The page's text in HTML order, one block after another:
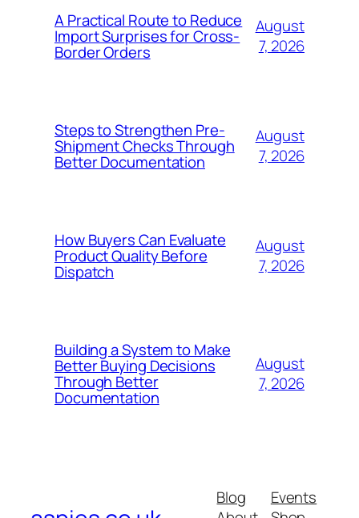
A Practical Route to Reduce
Import Surprises for Cross-
Border Orders
August
7, 2026
Steps to Strengthen Pre-
Shipment Checks Through
Better Documentation
August
7, 2026
How Buyers Can Evaluate
Product Quality Before
Dispatch
August
7, 2026
Building a System to Make
Better Buying Decisions
Through Better
Documentation
August
7, 2026
Blog
Events